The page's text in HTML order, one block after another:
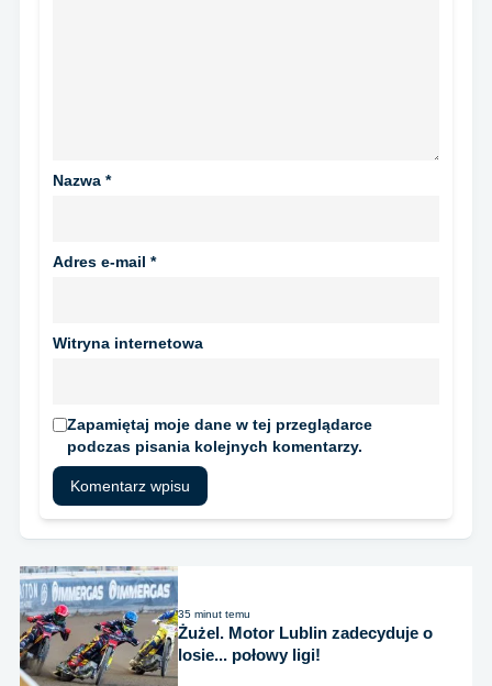
Nazwa *
Adres e-mail *
Witryna internetowa
Zapamiętaj moje dane w tej przeglądarce
podczas pisania kolejnych komentarzy.
35 minut temu
Żużel. Motor Lublin zadecyduje o
losie... połowy ligi!